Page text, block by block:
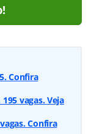
Confira
vagas. Veja
Confira